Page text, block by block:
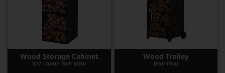
Wood Trolley
עגלת עצים
Wood Storage Cabinet
מתקן לעצי הסקה - 377